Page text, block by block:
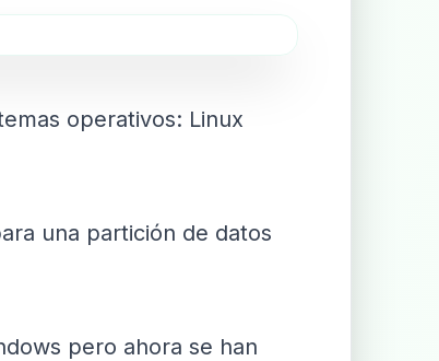
operativos: Linux
una partición de datos
pero ahora se han